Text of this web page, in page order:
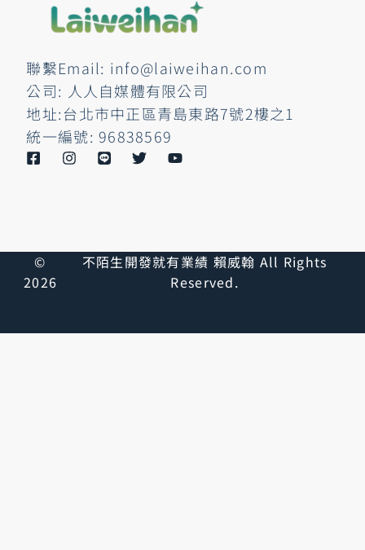
聯繫Email: info@laiweihan.com
公司: 人人自媒體有限公司
地址:台北市中正區青島東路7號2樓之1
統一編號: 96838569
©
2026
不陌生開發就有業績 賴威翰 All Rights
Reserved.